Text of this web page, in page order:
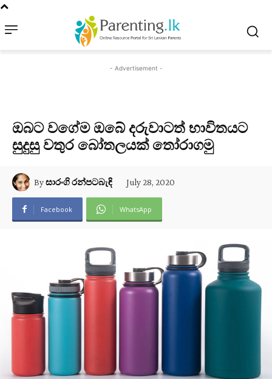
- Advertisement -
ඔබට වගේම ඔබේ දරුවාටත් භාවිතයට
සුදුසු වතුර බෝතලයක් තෝරාගමු
Byසාරංගි රන්පටබැඳි July 28, 2020
Facebook WhatsApp